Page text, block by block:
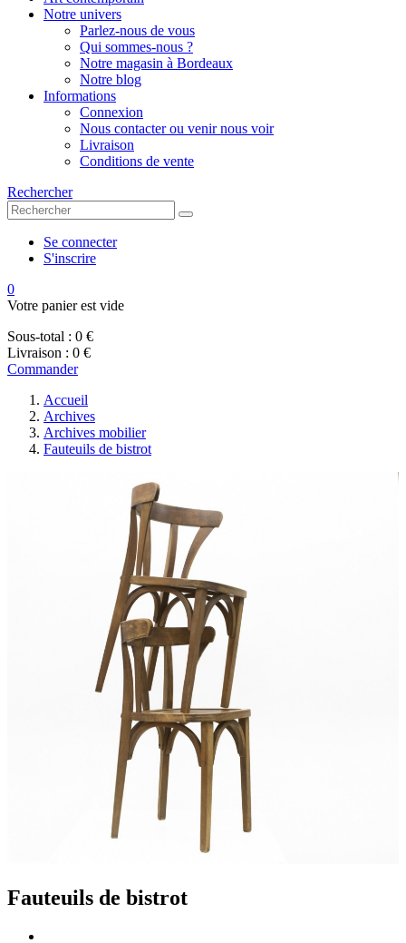
Notre univers
Parlez-nous de vous
Qui sommes-nous ?
Notre magasin à Bordeaux
Notre blog
Informations
Connexion
Nous contacter ou venir nous voir
Livraison
Conditions de vente
Rechercher
Se connecter
S'inscrire
0
Votre panier est vide
Sous-total : 0 €
Livraison : 0 €
Commander
Accueil
Archives
Archives mobilier
Fauteuils de bistrot
Fauteuils de bistrot